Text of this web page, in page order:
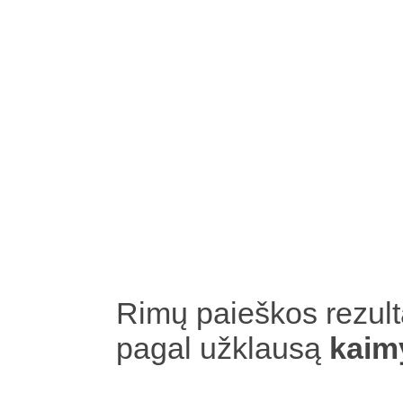
Rimų paieškos
pagal užklausą